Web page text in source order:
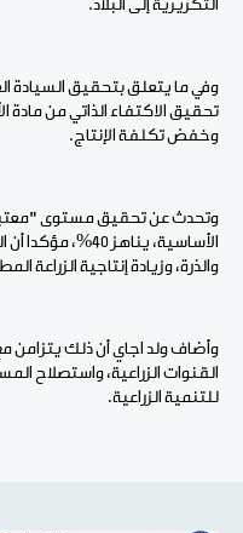
التكريرية إلى البلاد.
وفي ما يتعلق بتحقيق السيادة
تحقيق الاكتفاء الذاتي من مادة
وخفض تكلفة الإنتاج.
وتحدث عن تحقيق مستوى
الأساسية، يناهز
والذرة، وزيادة إنتاجية الزراعة
وأضاف ولد اجاي أن ذلك
القنوات الزراعية، واستصلاح
للتنمية الزراعية.